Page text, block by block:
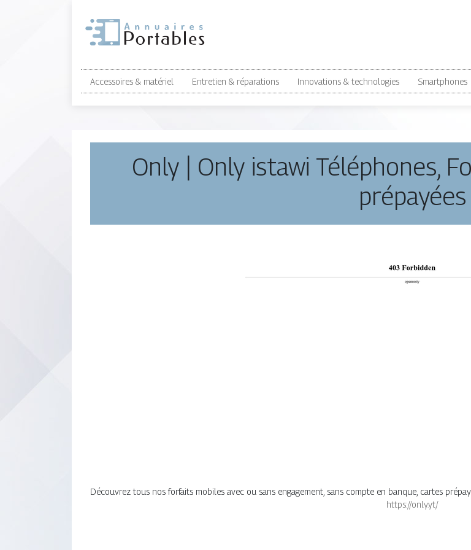
Accessoires & matériel Entretien & réparations Innovations & technologies Smartphones
Only | Only istawi Téléphones,
prépayées
Découvrez tous nos forfaits mobiles avec ou sans engagement, sans compte en banque, cartes
https://only.yt/